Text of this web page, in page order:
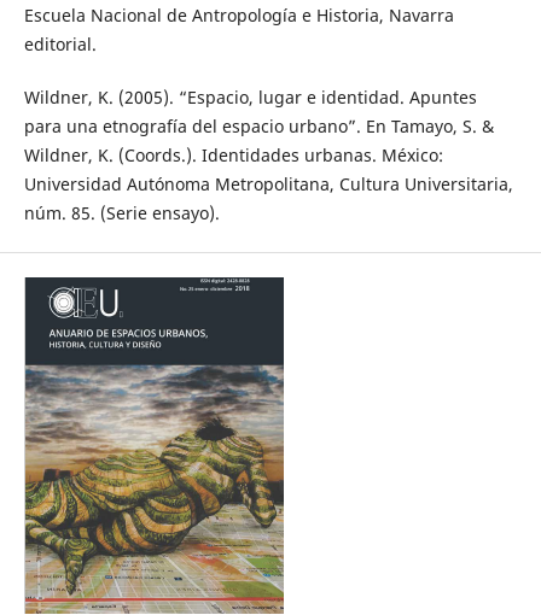
Escuela Nacional de Antropología e Historia, Navarra
editorial.
Wildner, K. (2005). “Espacio, lugar e identidad. Apuntes
para una etnografía del espacio urbano”. En Tamayo, S. &
Wildner, K. (Coords.). Identidades urbanas. México:
Universidad Autónoma Metropolitana, Cultura Universitaria,
núm. 85. (Serie ensayo).